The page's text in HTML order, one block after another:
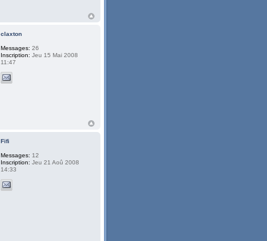
claxton
Messages: 26
Inscription: Jeu 15 Mai 2008
11:47
Fifi
Messages: 12
Inscription: Jeu 21 Aoû 2008
14:33